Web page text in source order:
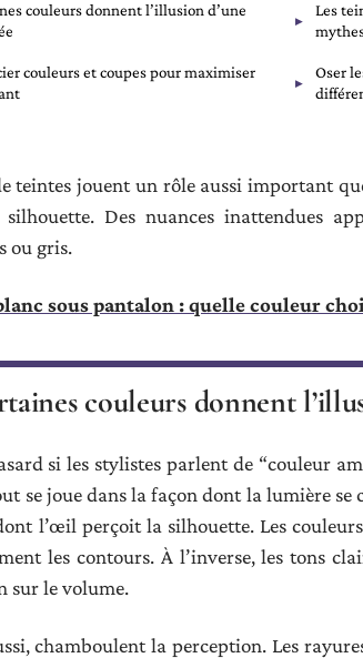
couleurs donnent l’illusion d’une
Les
couleurs et coupes pour maximiser
Oser
teintes jouent un rôle aussi important
Des nuances inattendues
ou gris.
sous pantalon : quelle couleur
couleurs donnent
si les stylistes parlent de “couleur
se joue dans la façon dont la lumière
l’œil perçoit la silhouette. Les
les contours. À l’inverse, les tons
sur le volume.
chamboulent la perception. Les